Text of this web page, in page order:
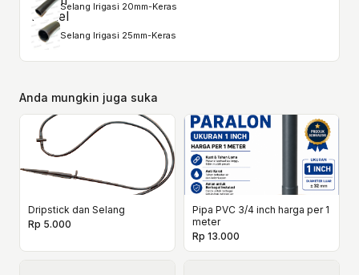
Selang Irigasi 20mm-Keras
Selang Irigasi 25mm-Keras
Anda mungkin juga suka
Dripstick dan Selang
Rp 5.000
Pipa PVC 3/4 inch harga per 1
meter
Rp 13.000